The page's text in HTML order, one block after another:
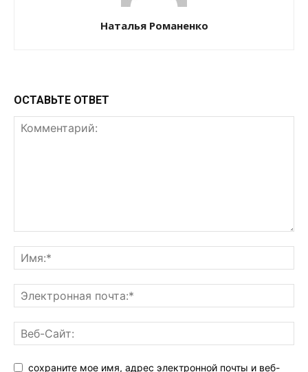
Наталья Романенко
ОСТАВЬТЕ ОТВЕТ
сохраните мое имя, адрес электронной почты и веб-